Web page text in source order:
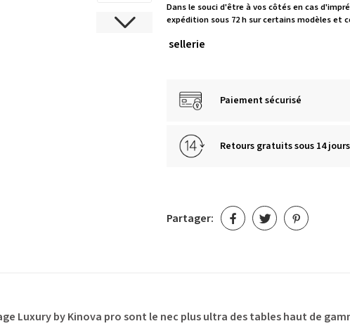
Dans le souci d'être à vos côtés en cas
expédition sous 72 h sur certains modèles et
sellerie
Paiement sécurisé
Retours gratuits sous 14 jours
Partager:
Luxury by Kinova pro sont le nec plus ultra des tables haut de